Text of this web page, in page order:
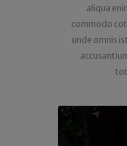
aliqua
commodo
unde omnis